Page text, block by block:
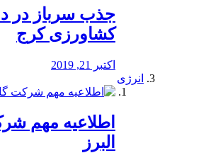
جذب سرباز در
کشاورزی کرج
اکتبر 21, 2019
انرژی
️اطلاعیه مهم
البرز